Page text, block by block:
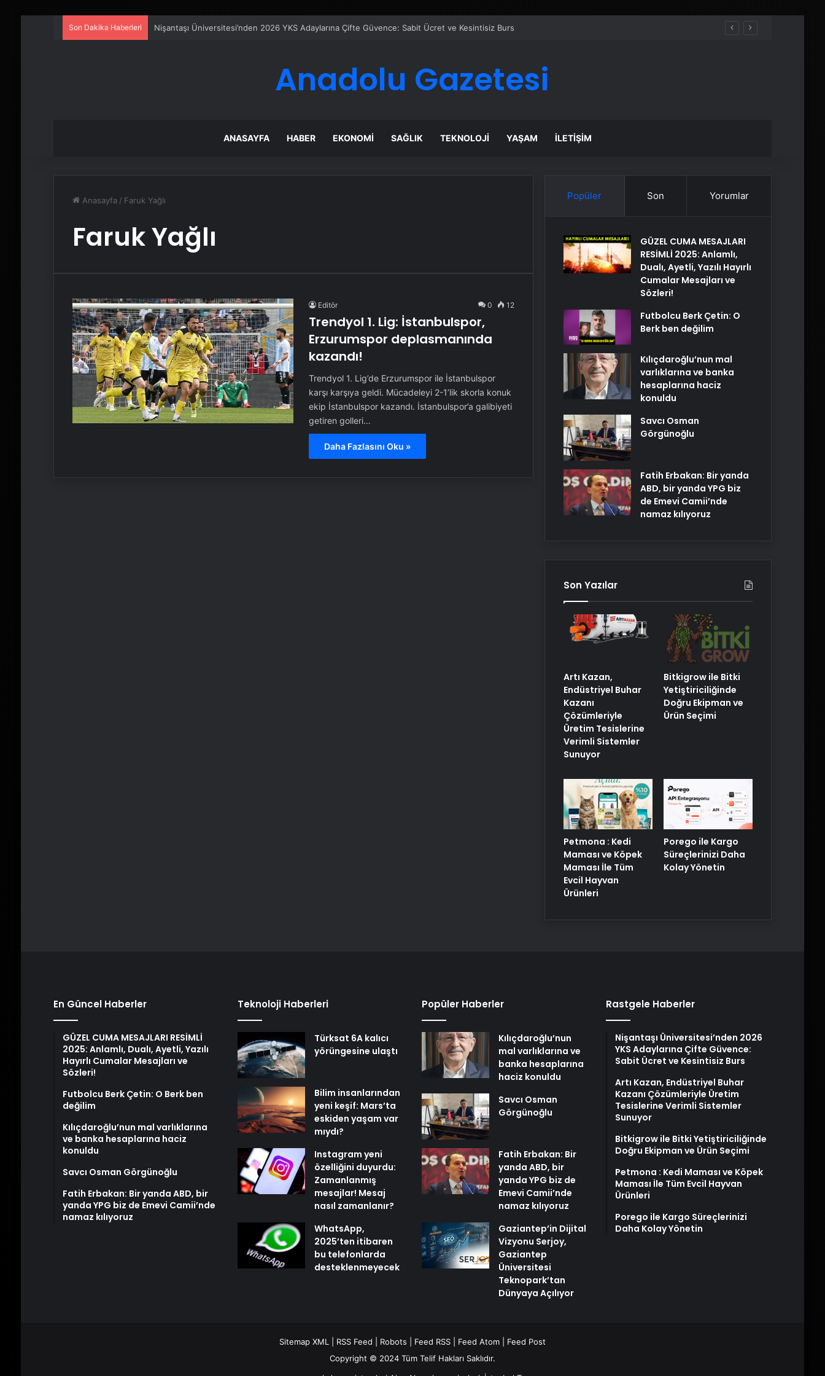
Son Dakika Haberleri Nişantaşı Üniversitesi’nden 2026 YKS Adaylarına Çifte Güvence: Sabit Ücret ve Kesintisiz Burs
Anadolu Gazetesi
ANASAYFA HABER EKONOMI SAĞLIK TEKNOLOJI YAŞAM İLETIŞIM
Anasayfa / Faruk Yağlı
Faruk Yağlı
Editör 0 12
Trendyol 1. Lig: İstanbulspor,
Erzurumspor deplasmanında
kazandı!
Trendyol 1. Lig’de Erzurumspor ile İstanbulspor
karşı karşıya geldi. Mücadeleyi 2-1’lik skorla konuk
ekip İstanbulspor kazandı. İstanbulspor’a galibiyeti
getiren golleri…
Daha Fazlasını Oku »
Popüler Son Yorumlar
GÜZEL CUMA MESAJLARI
RESİMLİ 2025: Anlamlı,
Dualı, Ayetli, Yazılı Hayırlı
Cumalar Mesajları ve
Sözleri!
Futbolcu Berk Çetin: O
Berk ben değilim
Kılıçdaroğlu’nun mal
varlıklarına ve banka
hesaplarına haciz
konuldu
Savcı Osman
Görgünoğlu
Fatih Erbakan: Bir yanda
ABD, bir yanda YPG biz
de Emevi Camii’nde
namaz kılıyoruz
Son Yazılar
Artı Kazan,
Endüstriyel Buhar
Kazanı
Çözümleriyle
Üretim Tesislerine
Verimli Sistemler
Sunuyor
Bitkigrow ile Bitki
Yetiştiriciliğinde
Doğru Ekipman ve
Ürün Seçimi
Petmona : Kedi
Maması ve Köpek
Maması İle Tüm
Evcil Hayvan
Ürünleri
Porego ile Kargo
Süreçlerinizi Daha
Kolay Yönetin
En Güncel Haberler
GÜZEL CUMA MESAJLARI RESİMLİ
2025: Anlamlı, Dualı, Ayetli, Yazılı
Hayırlı Cumalar Mesajları ve
Sözleri!
Futbolcu Berk Çetin: O Berk ben
değilim
Kılıçdaroğlu’nun mal varlıklarına
ve banka hesaplarına haciz
konuldu
Savcı Osman Görgünoğlu
Fatih Erbakan: Bir yanda ABD, bir
yanda YPG biz de Emevi Camii’nde
namaz kılıyoruz
Teknoloji Haberleri
Türksat 6A kalıcı
yörüngesine ulaştı
Bilim insanlarından
yeni keşif: Mars’ta
eskiden yaşam var
mıydı?
Instagram yeni
özelliğini duyurdu:
Zamanlanmış
mesajlar! Mesaj
nasıl zamanlanır?
WhatsApp,
2025’ten itibaren
bu telefonlarda
desteklenmeyecek
Popüler Haberler
Kılıçdaroğlu’nun
mal varlıklarına ve
banka hesaplarına
haciz konuldu
Savcı Osman
Görgünoğlu
Fatih Erbakan: Bir
yanda ABD, bir
yanda YPG biz de
Emevi Camii’nde
namaz kılıyoruz
Gaziantep’in Dijital
Vizyonu Serjoy,
Gaziantep
Üniversitesi
Teknopark’tan
Dünyaya Açılıyor
Rastgele Haberler
Nişantaşı Üniversitesi’nden 2026
YKS Adaylarına Çifte Güvence:
Sabit Ücret ve Kesintisiz Burs
Artı Kazan, Endüstriyel Buhar
Kazanı Çözümleriyle Üretim
Tesislerine Verimli Sistemler
Sunuyor
Bitkigrow ile Bitki Yetiştiriciliğinde
Doğru Ekipman ve Ürün Seçimi
Petmona : Kedi Maması ve Köpek
Maması İle Tüm Evcil Hayvan
Ürünleri
Porego ile Kargo Süreçlerinizi
Daha Kolay Yönetin
Sitemap XML RSS Feed Robots Feed RSS| Feed Atom| Feed Post
Copyright © 2024 Tüm Telif Hakları Saklıdır.